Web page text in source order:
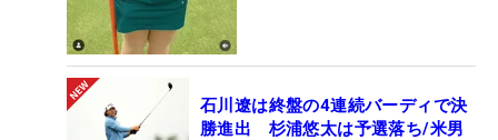
石川遼は終盤の4連続バーディで決
勝進出 杉浦悠太は予選落ち/米男